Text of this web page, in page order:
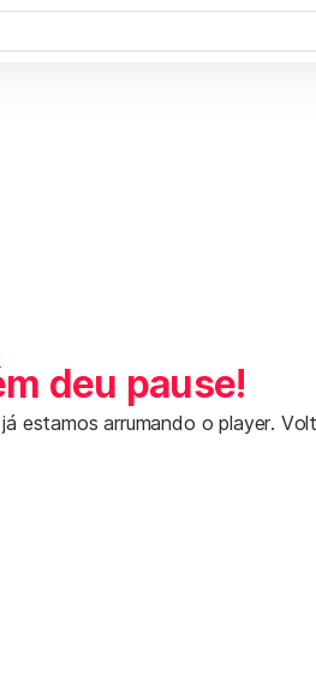
deu pause!
estamos arrumando o player.